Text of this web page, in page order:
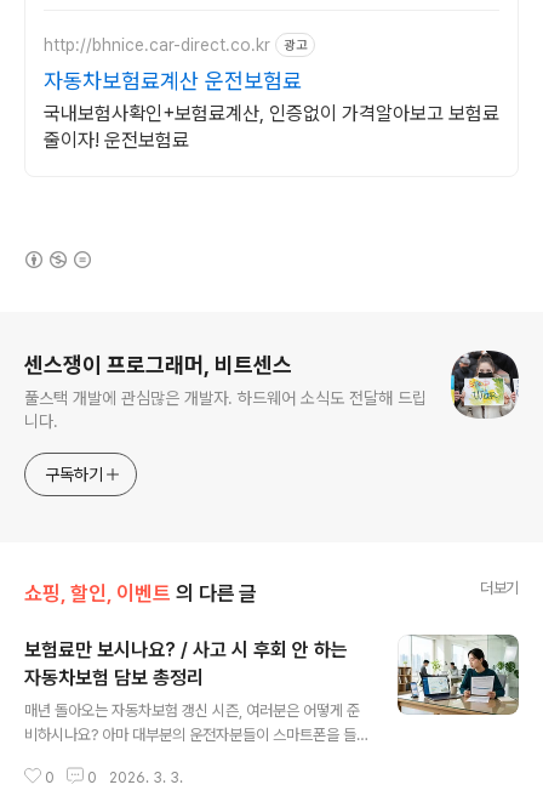
http://bhnice.car-direct.co.kr 광고
자동차보험료계산 운전보험료
국내보험사확인+보험료계산, 인증없이 가격알아보고 보험료
줄이자! 운전보험료
센스쟁이 프로그래머, 비트센스
풀스택 개발에 관심많은 개발자. 하드웨어 소식도 전달해 드립
니다.
구독하기
쇼핑, 할인, 이벤트 의 다른 글 더보기
보험료만 보시나요? / 사고 시 후회 안 하는
자동차보험 담보 총정리
매년 돌아오는 자동차보험 갱신 시즌, 여러분은 어떻게 준
비하시나요? 아마 대부분의 운전자분들이 스마트폰을 들
저 역시 예전에는 보험료가 단 1원이라도 싼 곳을 찾기 위
0 0 2026. 3. 3.